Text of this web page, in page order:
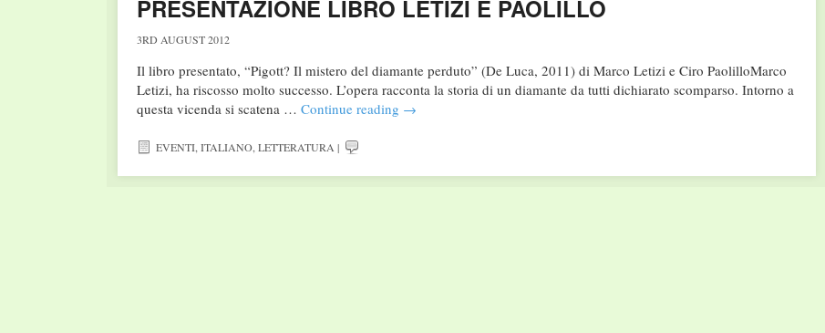
PRESENTAZIONE LIBRO LETIZI E PAOLILLO
3RD AUGUST 2012
Il libro presentato, “Pigott? Il mistero del diamante perduto” (De Luca, 2011) di Marco Letizi e Ciro PaolilloMarco
Letizi, ha riscosso molto successo. L’opera racconta la storia di un diamante da tutti dichiarato scomparso. Intorno a
questa vicenda si scatena … Continue reading →
EVENTI,ITALIANO,LETTERATURA |